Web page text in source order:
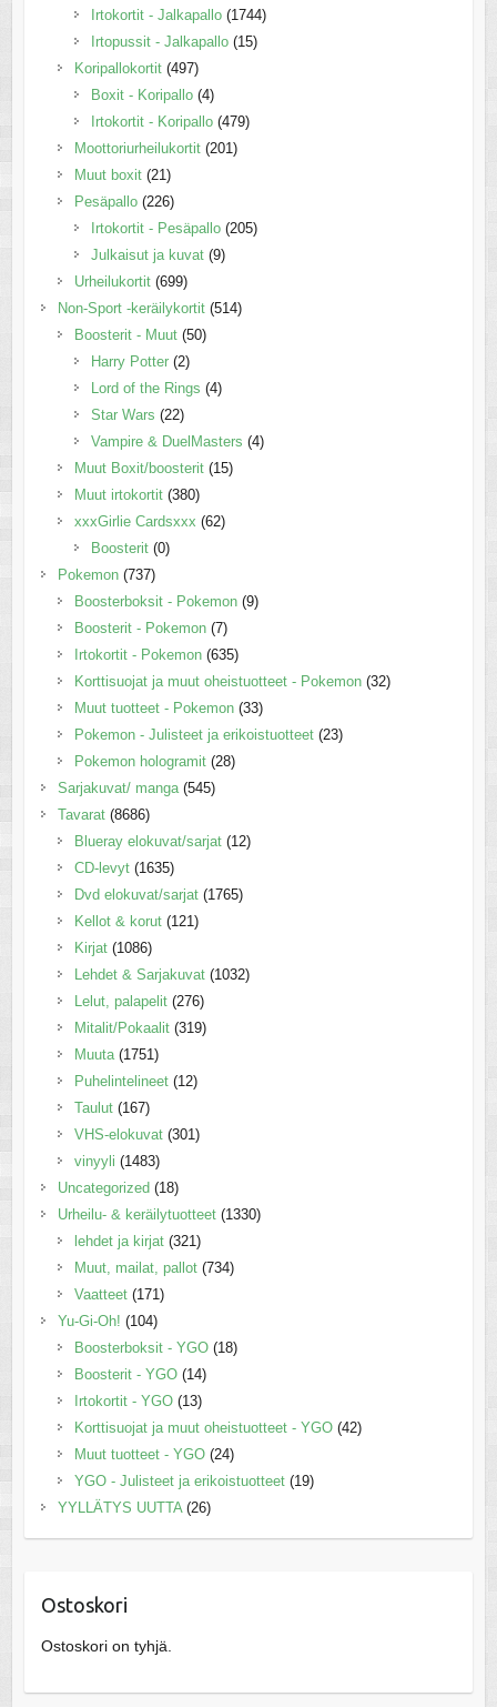
Irtokortit - Jalkapallo (1744)
Irtopussit - Jalkapallo (15)
Koripallokortit (497)
Boxit - Koripallo (4)
Irtokortit - Koripallo (479)
Moottoriurheilukortit (201)
Muut boxit (21)
Pesäpallo (226)
Irtokortit - Pesäpallo (205)
Julkaisut ja kuvat (9)
Urheilukortit (699)
Non-Sport -keräilykortit (514)
Boosterit - Muut (50)
Harry Potter (2)
Lord of the Rings (4)
Star Wars (22)
Vampire & DuelMasters (4)
Muut Boxit/boosterit (15)
Muut irtokortit (380)
xxxGirlie Cardsxxx (62)
Boosterit (0)
Pokemon (737)
Boosterboksit - Pokemon (9)
Boosterit - Pokemon (7)
Irtokortit - Pokemon (635)
Korttisuojat ja muut oheistuotteet - Pokemon (32)
Muut tuotteet - Pokemon (33)
Pokemon - Julisteet ja erikoistuotteet (23)
Pokemon hologramit (28)
Sarjakuvat/ manga (545)
Tavarat (8686)
Blueray elokuvat/sarjat (12)
CD-levyt (1635)
Dvd elokuvat/sarjat (1765)
Kellot & korut (121)
Kirjat (1086)
Lehdet & Sarjakuvat (1032)
Lelut, palapelit (276)
Mitalit/Pokaalit (319)
Muuta (1751)
Puhelintelineet (12)
Taulut (167)
VHS-elokuvat (301)
vinyyli (1483)
Uncategorized (18)
Urheilu- & keräilytuotteet (1330)
lehdet ja kirjat (321)
Muut, mailat, pallot (734)
Vaatteet (171)
Yu-Gi-Oh! (104)
Boosterboksit - YGO (18)
Boosterit - YGO (14)
Irtokortit - YGO (13)
Korttisuojat ja muut oheistuotteet - YGO (42)
Muut tuotteet - YGO (24)
YGO - Julisteet ja erikoistuotteet (19)
YYLLÄTYS UUTTA (26)
Ostoskori
Ostoskori on tyhjä.